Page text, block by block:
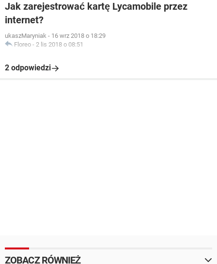
Jak zarejestrować kartę Lycamobile przez
internet?
ukaszMaryniak - 16 wrz 2018 o 18:29
Floreo - 2 lis 2018 o 08:51
2 odpowiedzi
ZOBACZ RÓWNIEŻ